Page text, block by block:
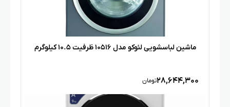
ماشین لباسشویی لئوکو مدل ۱۰۵۱۶ ظرفیت ۱۰.۵ کیلوگرم
۲۸,۶۴۴,۳۰۰تومان